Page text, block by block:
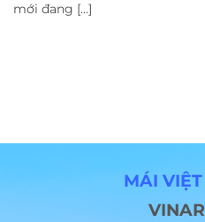
mới đang [...]
MÁI